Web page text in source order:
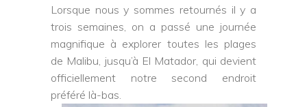
Lorsque nous y sommes retournés il y a
trois semaines, on a passé une journée
magnifique à explorer toutes les plages
de Malibu, jusqu’à El Matador, qui devient
officiellement notre second endroit
préféré là-bas.